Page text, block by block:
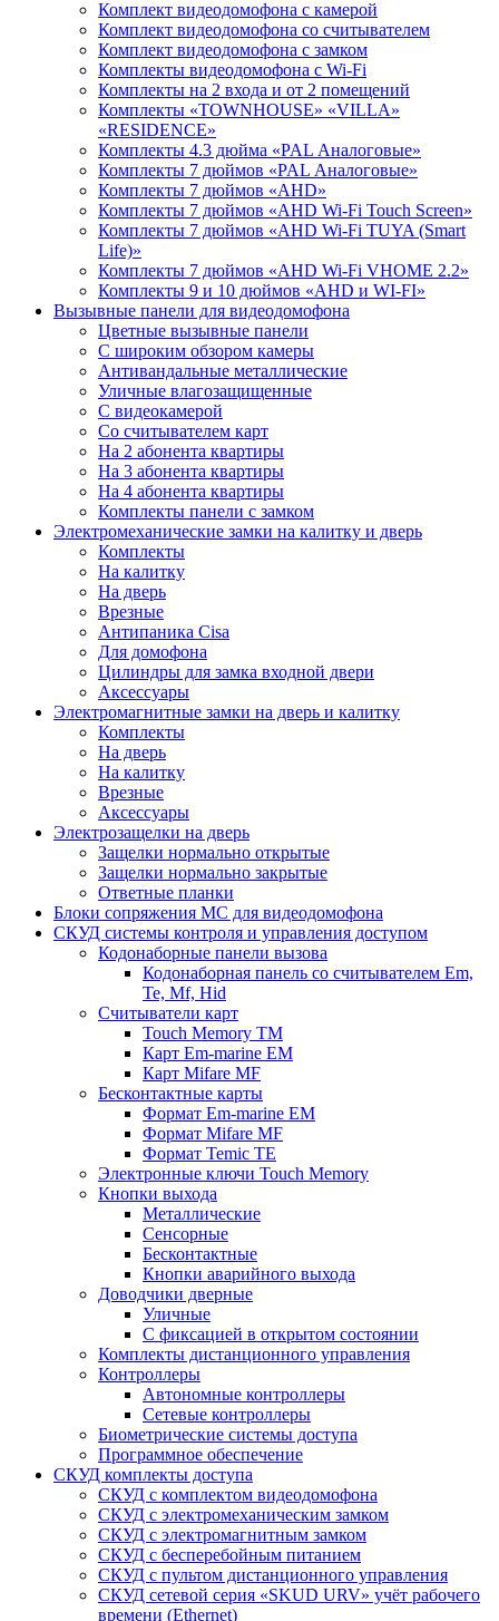
Комплект видеодомофона с камерой
Комплект видеодомофона со считывателем
Комплект видеодомофона c замком
Комплекты видеодомофона с Wi-Fi
Комплекты на 2 входа и от 2 помещений
Комплекты «TOWNHOUSE» «VILLA»
«RESIDENCE»
Комплекты 4.3 дюйма «PAL Аналоговые»
Комплекты 7 дюймов «PAL Аналоговые»
Комплекты 7 дюймов «AHD»
Комплекты 7 дюймов «AHD Wi-Fi Touch Screen»
Комплекты 7 дюймов «AHD Wi-Fi TUYA (Smart
Life)»
Комплекты 7 дюймов «AHD Wi-Fi VHOME 2.2»
Комплекты 9 и 10 дюймов «AHD и WI-FI»
Вызывные панели для видеодомофона
Цветные вызывные панели
С широким обзором камеры
Антивандальные металлические
Уличные влагозащищенные
С видеокамерой
Со считывателем карт
На 2 абонента квартиры
На 3 абонента квартиры
На 4 абонента квартиры
Комплекты панели с замком
Электромеханические замки на калитку и дверь
Комплекты
На калитку
На дверь
Врезные
Антипаника Cisa
Для домофона
Цилиндры для замка входной двери
Аксессуары
Электромагнитные замки на дверь и калитку
Комплекты
На дверь
На калитку
Врезные
Аксессуары
Электрозащелки на дверь
Защелки нормально открытые
Защелки нормально закрытые
Ответные планки
Блоки сопряжения МС для видеодомофона
СКУД системы контроля и управления доступом
Кодонаборные панели вызова
Кодонаборная панель со считывателем Em,
Te, Mf, Hid
Считыватели карт
Touch Memory TM
Карт Em-marine EM
Карт Mifare MF
Бесконтактные карты
Формат Em-marine EM
Формат Mifare MF
Формат Temic TE
Электронные ключи Touch Memory
Кнопки выхода
Металлические
Сенсорные
Бесконтактные
Кнопки аварийного выхода
Доводчики дверные
Уличные
С фиксацией в открытом состоянии
Комплекты дистанционного управления
Контроллеры
Автономные контроллеры
Сетевые контроллеры
Биометрические системы доступа
Программное обеспечение
СКУД комплекты доступа
СКУД с комплектом видеодомофона
СКУД с электромеханическим замком
СКУД с электромагнитным замком
СКУД с бесперебойным питанием
СКУД с пультом дистанционного управления
СКУД сетевой серия «SKUD URV» учёт рабочего
времени (Ethernet)